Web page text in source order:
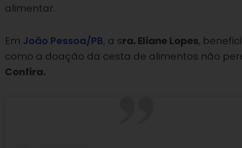
alimentar.
Em João Pessoa/PB, a sra. Eliane Lopes,
como a doação da cesta de alimentos não
Confira.